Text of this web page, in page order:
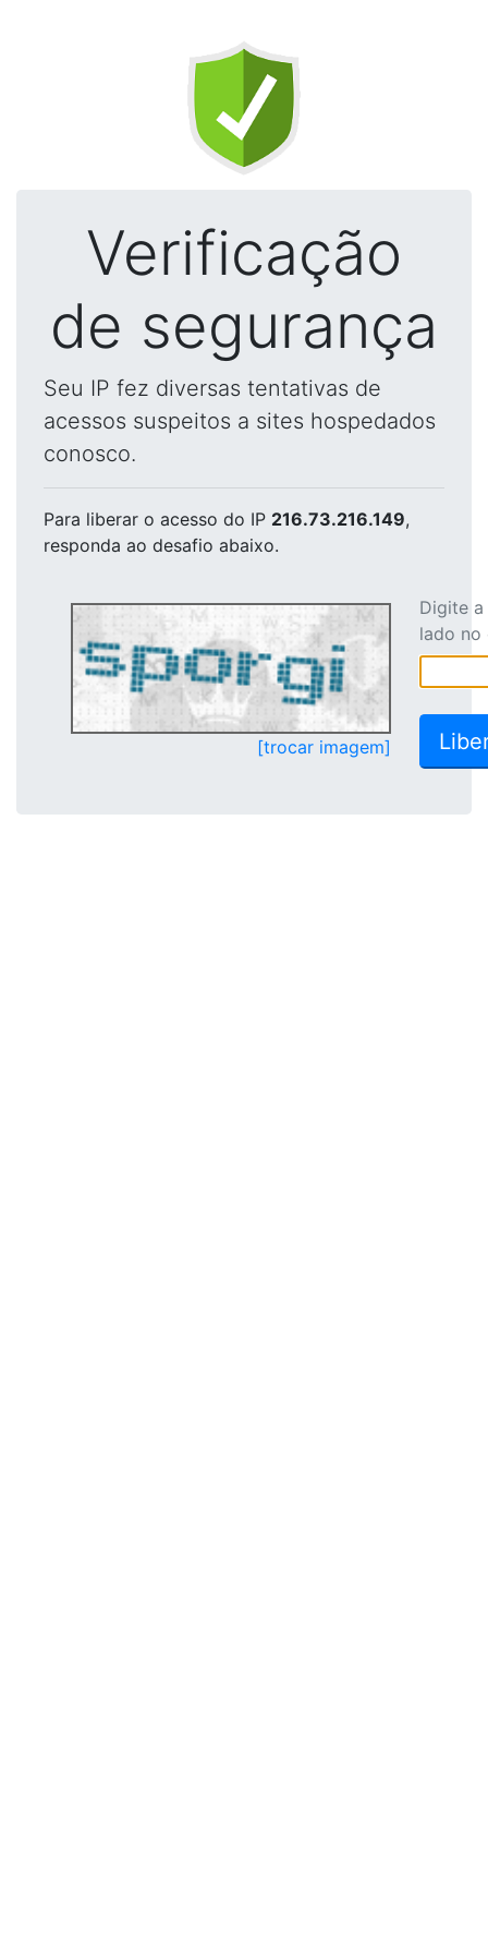
Verificação
de segurança
Seu IP fez diversas tentativas de
acessos suspeitos a sites hospedados
conosco.
Para liberar o acesso do IP 216.73.216.149,
responda ao desafio abaixo.
[trocar imagem]
Digite
lado no